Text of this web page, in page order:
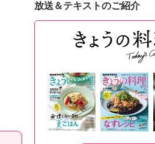
放送＆テキストのご紹介